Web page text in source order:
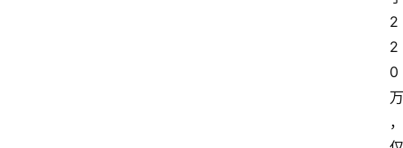
2
2
0
万
，